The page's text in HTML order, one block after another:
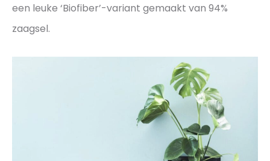
een leuke ‘Biofiber’-variant gemaakt van 94%
zaagsel.